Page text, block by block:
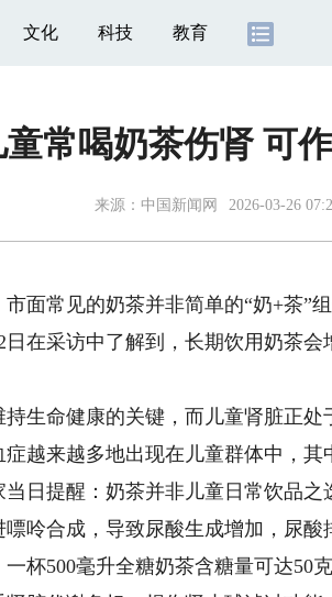
文化 科技 教育
常喝奶茶伤肾 可
来源： 中国新闻网 2026-03-26
常见的奶茶并非简单的“奶+茶”
在采访中了解到，长期饮用奶茶会
命健康的关键，而儿童肾脏正处
越来越多地出现在儿童群体中，其
日提醒：奶茶并非儿童日常饮品之
合成，导致尿酸生成增加，尿酸
杯500毫升全糖奶茶含糖量可达50